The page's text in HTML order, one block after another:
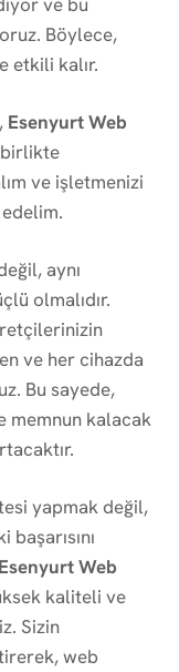
Böylece,
etkili kalır.
Esenyurt Web
birlikte
ve işletmenizi
aynı
olmalıdır.
ve her cihazda
Bu sayede,
memnun kalacak
yapmak değil,
Esenyurt Web
kaliteli ve
Sizin
web